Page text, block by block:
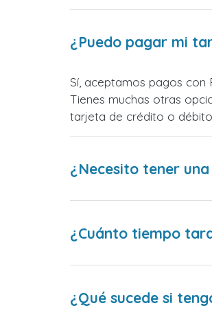
¿Puedo pagar mi
Sí, aceptamos pagos
Tienes muchas otras
tarjeta de crédito o
¿Necesito tener
¿Cuánto tiempo
¿Qué sucede si